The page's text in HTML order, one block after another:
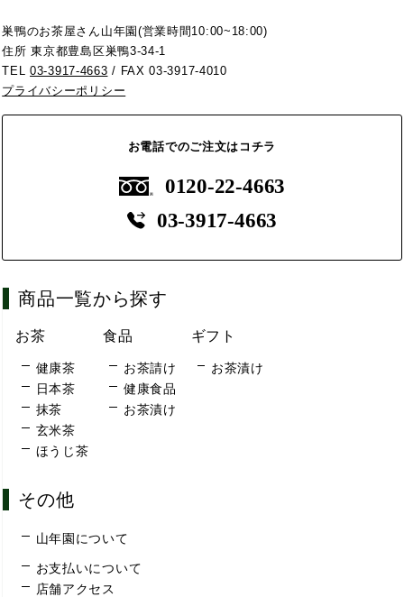
巣鴨のお茶屋さん山年園(営業時間10:00~18:00)
住所 東京都豊島区巣鴨3-34-1
TEL03-3917-4663 / FAX 03-3917-4010
プライバシーポリシー
お電話でのご注文はコチラ
0120-22-4663
03-3917-4663
商品一覧から探す
お茶
健康茶
日本茶
抹茶
玄米茶
ほうじ茶
食品
お茶請け
健康食品
お茶漬け
ギフト
お茶漬け
その他
山年園について
お支払いについて
店舗アクセス